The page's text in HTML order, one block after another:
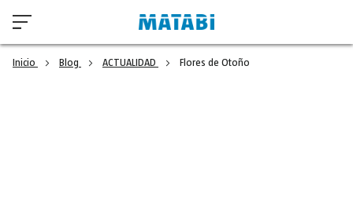
Inicio Blog ACTUALIDAD Flores de Otoño